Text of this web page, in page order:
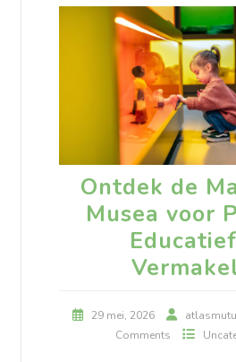
Ontdek de
Musea voor
29 mei, 2026
Comments